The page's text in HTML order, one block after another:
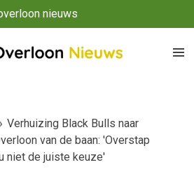
nieuws
Verhuizing Black Bulls naar
van de baan: 'Overstap
niet de juiste keuze'